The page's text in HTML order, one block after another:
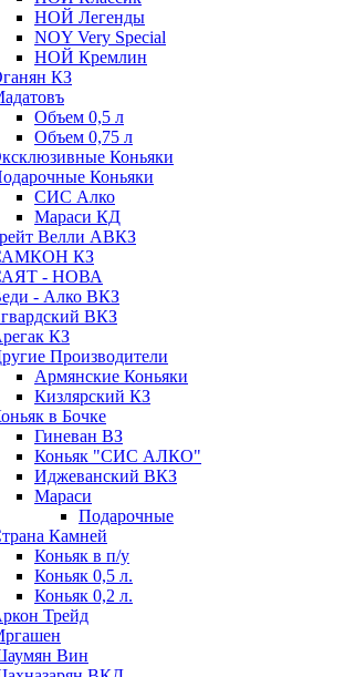
НОЙ Легенды
NOY Very Speсial
НОЙ Кремлин
КЗ
Объем 0,5 л
Объем 0,75 л
Коньяки
Коньяки
СИС Алко
Мараси КД
Велли АВКЗ
КЗ
- НОВА
- Алко ВКЗ
ВКЗ
КЗ
Производители
Армянские Коньяки
Кизлярский КЗ
в Бочке
Гиневан ВЗ
Коньяк "СИС АЛКО"
Иджеванский ВКЗ
Мараси
Подарочные
Камней
Коньяк в п/у
Коньяк 0,5 л.
Коньяк 0,2 л.
Трейд
Вин